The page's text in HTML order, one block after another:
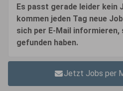
Es passt gerade leider kein
kommen jeden Tag neue
sich per E-Mail informieren,
gefunden haben.
Jetzt Jobs per